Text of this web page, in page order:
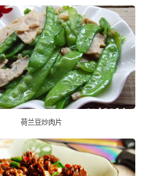
荷兰豆炒肉片